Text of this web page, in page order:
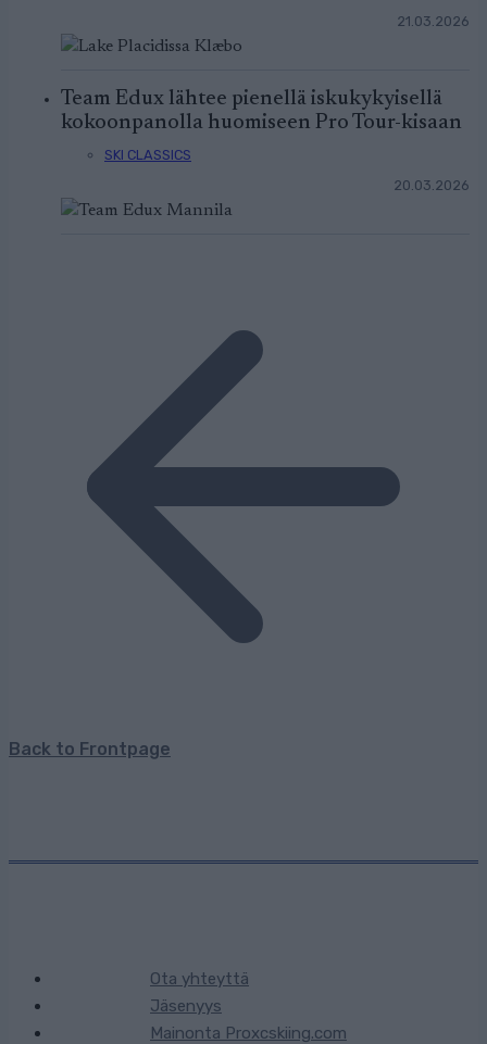
21.03.2026
Team Edux lähtee pienellä iskukykyisellä
kokoonpanolla huomiseen Pro Tour-kisaan
SKI CLASSICS
20.03.2026
Back to Frontpage
Ota yhteyttä
Jäsenyys
Mainonta Proxcskiing.com